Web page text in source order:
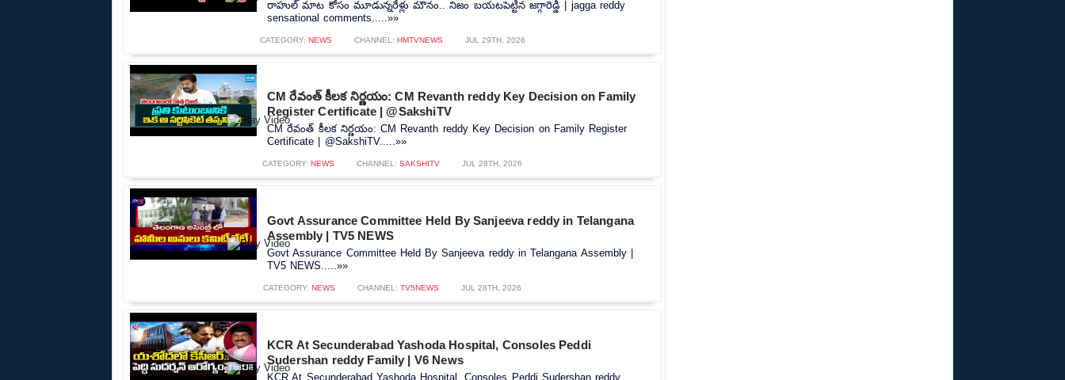
రాహుల్ మాట కోసం మూడున్నరేళ్లు మౌనం.. నిజం బయటపెట్టిన జగ్గారెడ్డి | jagga reddy
sensational comments.....»»
CATEGORY: NEWS CHANNEL: HMTVNEWS JUL 29TH, 2026
CM రేవంత్ కీలక నిర్ణయం: CM Revanth reddy Key Decision on Family
Register Certificate | @SakshiTV
CM రేవంత్ కీలక నిర్ణయం: CM Revanth reddy Key Decision on Family Register
Certificate | @SakshiTV.....»»
CATEGORY: NEWS CHANNEL: SAKSHITV JUL 28TH, 2026
Govt Assurance Committee Held By Sanjeeva reddy in Telangana
Assembly | TV5 NEWS
Govt Assurance Committee Held By Sanjeeva reddy in Telangana Assembly |
TV5 NEWS.....»»
CATEGORY: NEWS CHANNEL: TV5NEWS JUL 28TH, 2026
KCR At Secunderabad Yashoda Hospital, Consoles Peddi
Sudershan reddy Family | V6 News
KCR At Secunderabad Yashoda Hospital, Consoles Peddi Sudershan reddy